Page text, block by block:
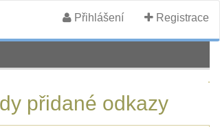
Přihlášení Registrace
přidané odkazy